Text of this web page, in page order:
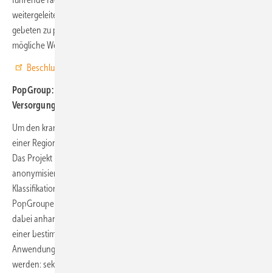
weitergeleitet. Die Deutsche Schmerzgesellschaft wird unter anderem
gebeten zu prüfen, inwieweit die Erkenntnisse aus dem Projekt in die
mögliche Weiterentwicklung der Leitlinie einfließen können.
Beschluss und Ergebnisbericht
PopGroup: Wie kann sektorenübergreifend der medizinische
Versorgungsbedarf in einer Region ermittelt werden?
Um den krankheitsbezogenen Versorgungsbedarf der Bevölkerung in
einer Region zu messen, können Klassifikationssysteme hilfreich sein.
Das Projekt
anonymisierten Daten von BARMER-Versicherten ein solches
Klassifikationssystem für den deutschen Versorgungskontext –
PopGrouper – entwickelt, erprobt und evaluiert. Versicherte werden
dabei anhand ihrer Diagnosen sowie anderen relevanten Merkmalen
einer bestimmten „PopGroup“ zugeordnet. Erste
Anwendungserfahrungen konnten in vier Bereichen gesammelt
werden: sektorenübergreifende Versorgungsstrukturplanung,